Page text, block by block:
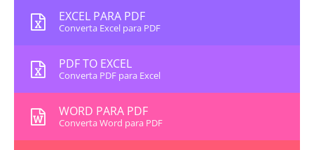
EXCEL PARA PDF
Converta Excel para PDF
PDF TO EXCEL
Converta PDF para Excel
WORD PARA PDF
Converta Word para PDF